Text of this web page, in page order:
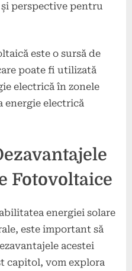
perspective pentru
este o sursă de
poate fi utilizată
electrică în zonele
energie electrică
Fotovoltaice
energiei solare
este important să
acestei
capitol, vom explora